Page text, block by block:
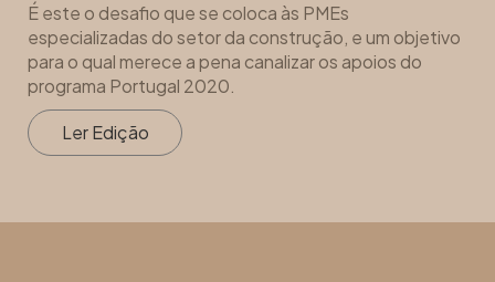
É este o desafio que se coloca às PMEs
especializadas do setor da construção, e um objetivo
para o qual merece a pena canalizar os apoios do
programa Portugal 2020.
Ler Edição